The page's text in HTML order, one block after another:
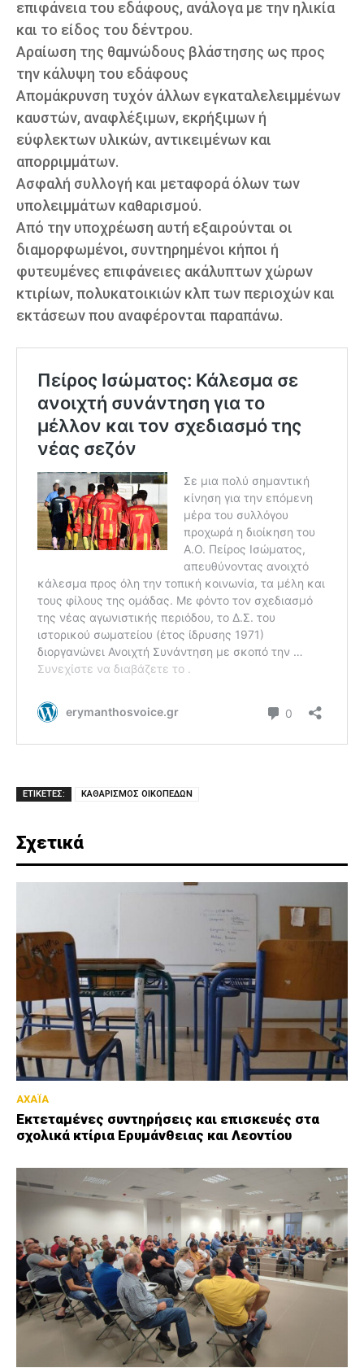
επιφάνεια του εδάφους, ανάλογα με την ηλικία
και το είδος του δέντρου.
Αραίωση της θαμνώδους βλάστησης ως προς
την κάλυψη του εδάφους
Απομάκρυνση τυχόν άλλων εγκαταλελειμμένων
καυστών, αναφλέξιμων, εκρήξιμων ή
εύφλεκτων υλικών, αντικειμένων και
απορριμμάτων.
Ασφαλή συλλογή και μεταφορά όλων των
υπολειμμάτων καθαρισμού.
Από την υποχρέωση αυτή εξαιρούνται οι
διαμορφωμένοι, συντηρημένοι κήποι ή
φυτευμένες επιφάνειες ακάλυπτων χώρων
κτιρίων, πολυκατοικιών κλπ των περιοχών και
εκτάσεων που αναφέρονται παραπάνω.
ΕΤΙΚΕΤΕΣ: ΚΑΘΑΡΙΣΜΟΣ ΟΙΚΟΠΕΔΩΝ
Σχετικά
ΑΧΑΪΑ
Εκτεταμένες συντηρήσεις και επισκευές στα
σχολικά κτίρια Ερυμάνθειας και Λεοντίου